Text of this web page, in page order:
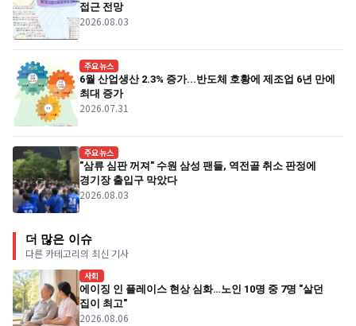
접근 전망
2026.08.03
주요뉴스
6월 산업생산 2.3% 증가...반도체 호황에 제조업 6년 만에
최대 증가
2026.07.31
주요뉴스
"삼류 심판 꺼져" 수원 삼성 팬들, 역전골 취소 판정에
경기장 출입구 막았다
2026.08.03
더 많은 이슈
다른 카테고리의 최신 기사
사회
에이징 인 플레이스 현상 심화…노인 10명 중 7명 "살던
집이 최고"
2026.08.06